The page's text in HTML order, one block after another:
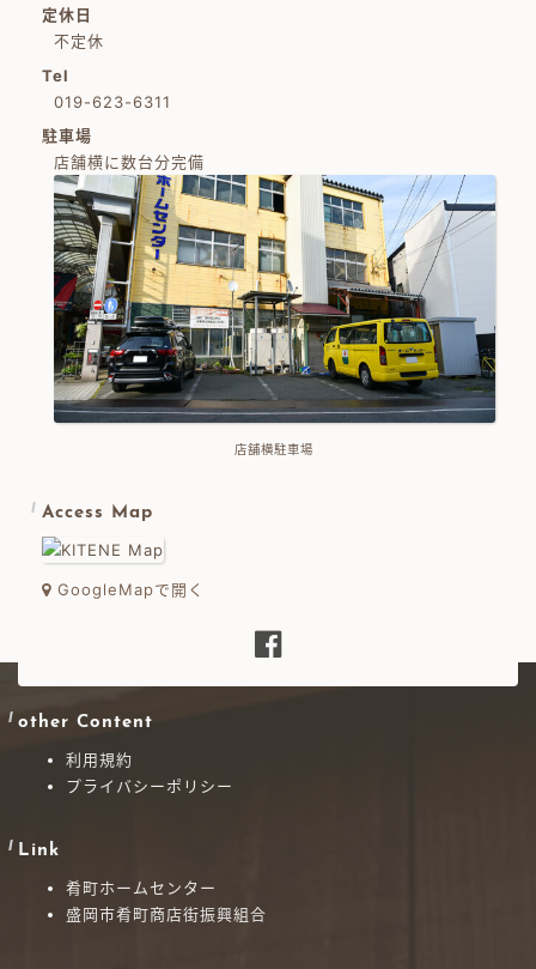
定休日
不定休
Tel
019-623-6311
駐車場
店舗横に数台分完備
店舗横駐車場
Access Map
GoogleMapで開く
other Content
利用規約
プライバシーポリシー
Link
肴町ホームセンター
盛岡市肴町商店街振興組合